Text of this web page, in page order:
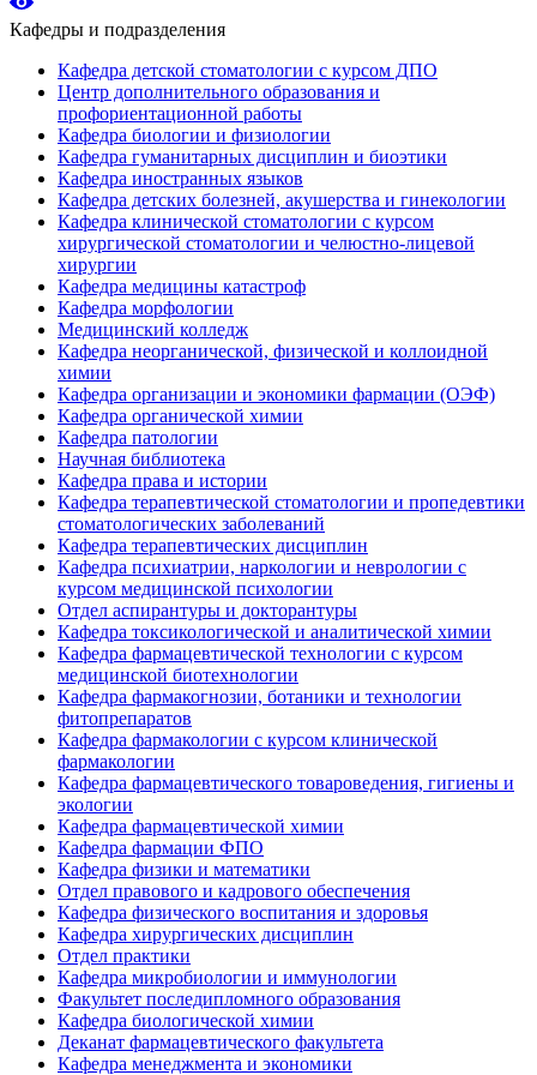
Кафедры и подразделения
Кафедра детской стоматологии с курсом ДПО
Центр дополнительного образования и
профориентационной работы
Кафедра биологии и физиологии
Кафедра гуманитарных дисциплин и биоэтики
Кафедра иностранных языков
Кафедра детских болезней, акушерства и гинекологии
Кафедра клинической стоматологии с курсом
хирургической стоматологии и челюстно-лицевой
хирургии
Кафедра медицины катастроф
Кафедра морфологии
Медицинский колледж
Кафедра неорганической, физической и коллоидной
химии
Кафедра организации и экономики фармации (ОЭФ)
Кафедра органической химии
Кафедра патологии
Научная библиотека
Кафедра права и истории
Кафедра терапевтической стоматологии и пропедевтики
стоматологических заболеваний
Кафедра терапевтических дисциплин
Кафедра психиатрии, наркологии и неврологии с
курсом медицинской психологии
Отдел аспирантуры и докторантуры
Кафедра токсикологической и аналитической химии
Кафедра фармацевтической технологии с курсом
медицинской биотехнологии
Кафедра фармакогнозии, ботаники и технологии
фитопрепаратов
Кафедра фармакологии с курсом клинической
фармакологии
Кафедра фармацевтического товароведения, гигиены и
экологии
Кафедра фармацевтической химии
Кафедра фармации ФПО
Кафедра физики и математики
Отдел правового и кадрового обеспечения
Кафедра физического воспитания и здоровья
Кафедра хирургических дисциплин
Отдел практики
Кафедра микробиологии и иммунологии
Факультет последипломного образования
Кафедра биологической химии
Деканат фармацевтического факультета
Кафедра менеджмента и экономики